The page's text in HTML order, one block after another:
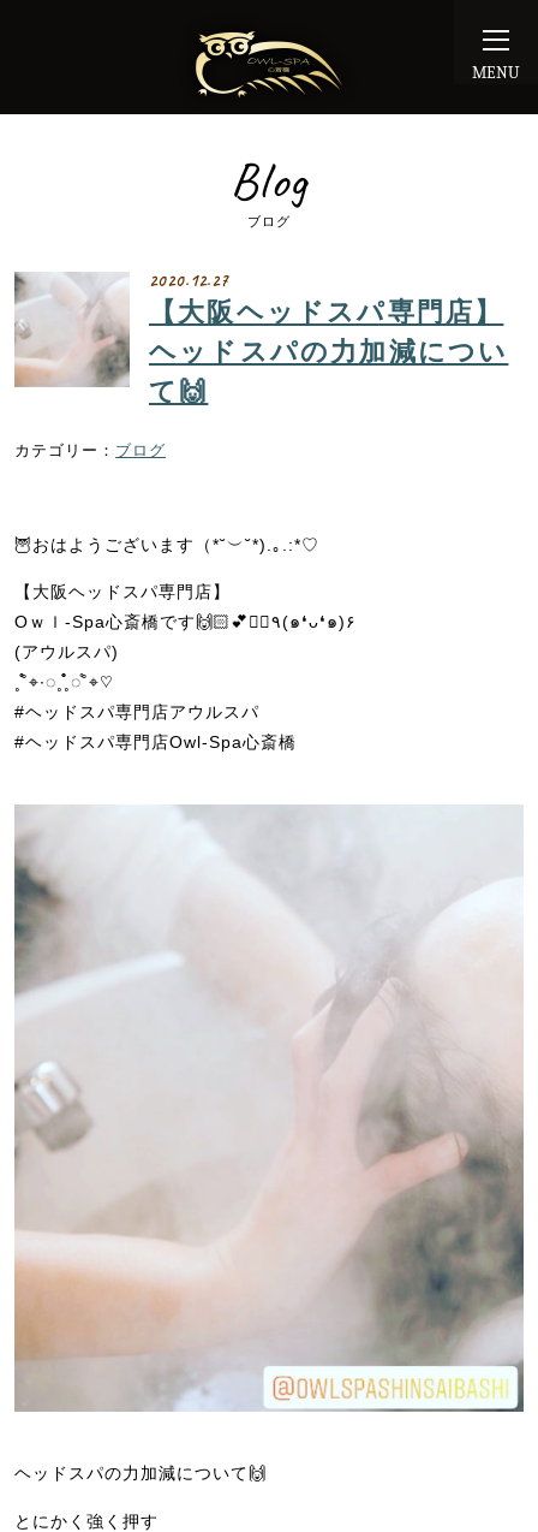
MENU
Blog
ブログ
2020.12.27
【大阪ヘッドスパ専門店】
ヘッドスパの力加減につい
て🙌
ブログ
🦉おはようございます（*˘︶˘*).｡.:*♡
【大阪ヘッドスパ専門店】
Oｗｌ-Spa心斎橋です🙌🏻💕💆‍♀️٩(๑❛ᴗ❛๑)۶
(アウルスパ)
˳˚̊̊⌖∙◌˳˳̊̊̊◌˚̊⌖♡
#ヘッドスパ専門店アウルスパ
#ヘッドスパ専門店Owl-Spa心斎橋
ヘッドスパの力加減について🙌
とにかく強く押す